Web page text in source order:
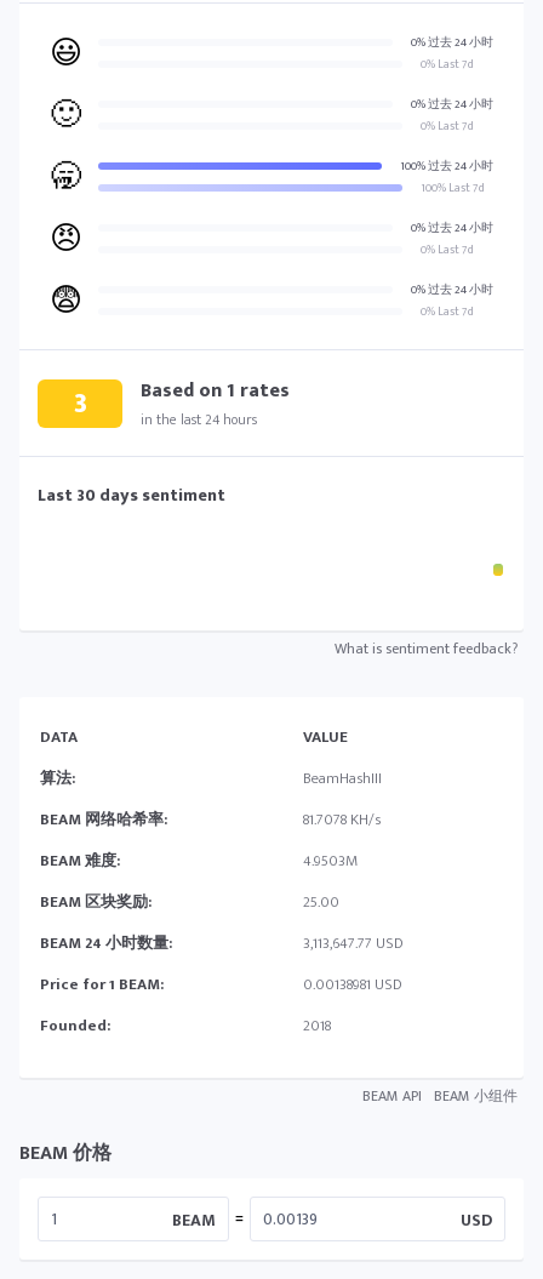
😃
0% 过去 24 小时
0% Last 7d
🙂
0% 过去 24 小时
0% Last 7d
🥱
100% 过去 24 小时
100% Last 7d
😠
0% 过去 24 小时
0% Last 7d
😨
0% 过去 24 小时
0% Last 7d
3 Based on1 rates
in the last 24 hours
Last 30 days sentiment
What is sentiment feedback?
DATA
VALUE
算法:
BeamHashIII
BEAM 网络哈希率:
81.7078 KH/s
BEAM 难度:
4.9503M
BEAM 区块奖励:
25.00
BEAM 24 小时数量:
3,113,647.77 USD
Price for 1 BEAM:
0.00138981 USD
Founded:
2018
BEAM API BEAM 小组件
BEAM 价格
BEAM = USD